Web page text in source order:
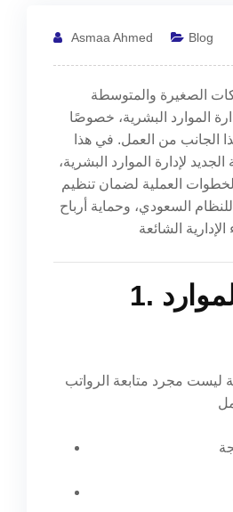
Asmaa Ahmed Blog
الصغيرة والمتوسطة
الموارد البشرية، خصوصًا
الجانب من العمل. في هذا
لإدارة الموارد البشرية،
العملية لضمان تنظيم
للنظام السعودي، وحماية أرباح
1. فهم دور الموارد
ليست مجرد متابعة الرواتب